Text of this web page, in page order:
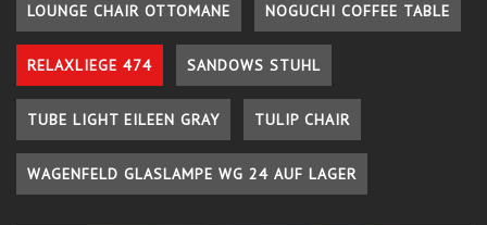
LOUNGE CHAIR OTTOMANE NOGUCHI COFFEE TABLE
RELAXLIEGE 474 SANDOWS STUHL
TUBE LIGHT EILEEN GRAY TULIP CHAIR
WAGENFELD GLASLAMPE WG 24 AUF LAGER